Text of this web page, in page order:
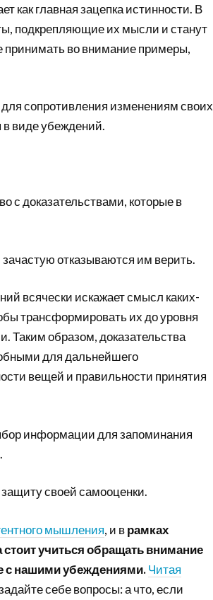
как главная зацепка истинности. В
подкрепляющие их мысли и станут
принимать во внимание примеры,
сопротивления изменениям своих
в виде убеждений.
с доказательствами, которые в
отказываются им верить.
всячески искажает смысл каких-
трансформировать их до уровня
Таким образом, доказательства
для дальнейшего
вещей и правильности принятия
информации для запоминания
своей самооценки.
мышления, и врамках
учиться обращать внимание
с нашими убеждениями. Читая
себе вопросы: а что, если